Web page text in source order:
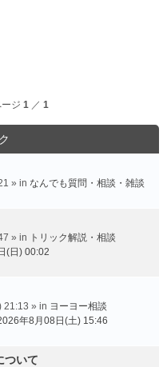
ジ 1 ／ 1
» in なんでも質問・相談・雑談
» in トリック解説・相談
(日) 00:02
21:13 » in ヨーヨー相談
年8月08日(土) 15:46
ついて